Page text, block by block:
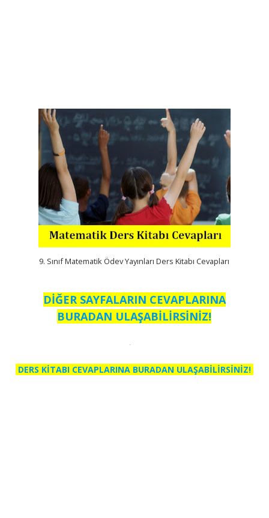
9. Sınıf Matematik Ödev Yayınları Ders Kitabı Cevapları
DİĞER SAYFALARIN CEVAPLARINA
BURADAN ULAŞABİLİRSİNİZ!
DERS KİTABI CEVAPLARINA BURADAN ULAŞABİLİRSİNİZ!